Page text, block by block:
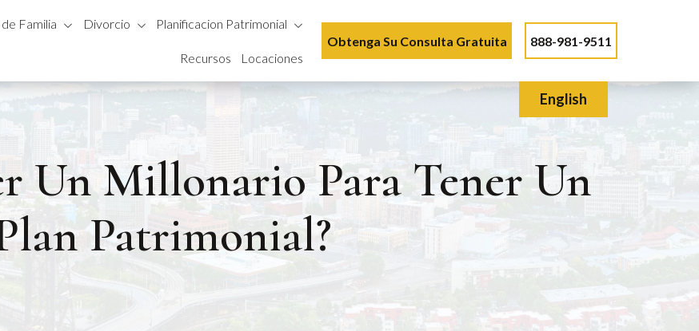
Familia Divorcio Planificacion Patrimonial
Recursos Locaciones
Obtenga Su Consulta Gratuita 888-981-9511
English
Un Millonario Para Tener Un
Patrimonial?